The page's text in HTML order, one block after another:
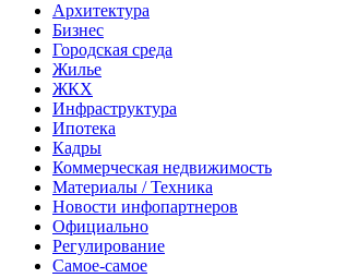
Архитектура
Бизнес
Городская среда
Жилье
ЖКХ
Инфраструктура
Ипотека
Кадры
Коммерческая недвижимость
Материалы / Техника
Новости инфопартнеров
Официально
Регулирование
Самое-самое